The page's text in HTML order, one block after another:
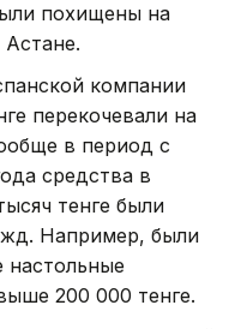
похищены на
Астане.
компании
перекочевали на
в период с
средства в
тенге были
Например, были
настольные
200 000 тенге.